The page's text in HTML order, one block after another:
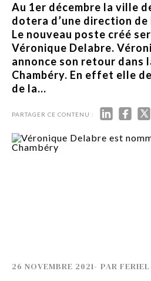
Au 1er décembre la ville
dotera d’une direction
Le nouveau poste créé
Véronique Delabre.
annonce son retour dans
Chambéry. En effet elle
de la...
PARTAGER CE CONTENU :
26 NOVEMBRE 2021- PAR